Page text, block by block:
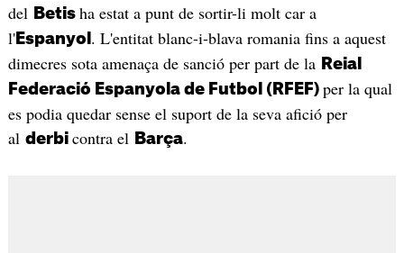
del Betis ha estat a punt de sortir-li molt car a
l'Espanyol . L'entitat blanc-i-blava romania fins a aquest
dimecres sota amenaça de sanció per part de la Reial
Federació Espanyola de Futbol (RFEF) per la qual
es podia quedar sense el suport de la seva afició per
al derbi contra el Barça.